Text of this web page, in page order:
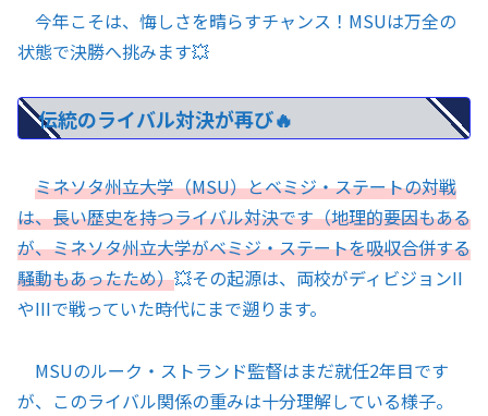
今年こそは、悔しさを晴らすチャンス！MSUは万全の
状態で決勝へ挑みます💥
伝統のライバル対決が再び🔥
ミネソタ州立大学（MSU）とベミジ・ステートの対戦
は、長い歴史を持つライバル対決です（地理的要因もある
が、ミネソタ州立大学がベミジ・ステートを吸収合併する
騒動もあったため）💥その起源は、両校がディビジョンII
やIIIで戦っていた時代にまで遡ります。
MSUのルーク・ストランド監督はまだ就任2年目です
が、このライバル関係の重みは十分理解している様子。